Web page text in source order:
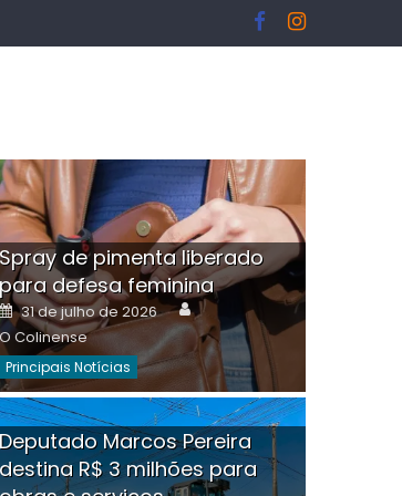
Tristão é
Spray de pimenta liberado
para defesa feminina
Posted
on
31 de julho de 2026 Author
O Colinense
Principais Notícias
Deputado Marcos Pereira
destina R$ 3 milhões para